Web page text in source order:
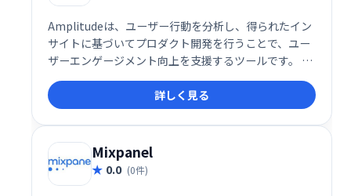
Amplitudeは、ユーザー行動を分析し、得られたイン
サイトに基づいてプロダクト開発を行うことで、ユー
ザーエンゲージメント向上を支援するツールです。 ユ
ーザー行動を深く理解し、データに基づいた効果的な
プロダクト開発を実現します。
詳しく見る
Mixpanel
0.0 (0件)